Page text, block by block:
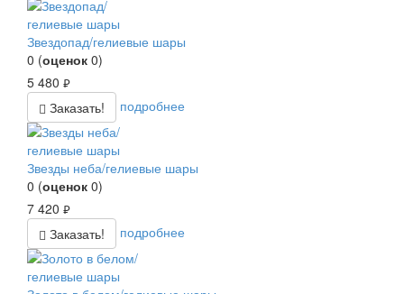
Звездопад/гелиевые шары
0 (оценок 0)
5 480 руб.
Заказать! подробнее
Звезды неба/гелиевые шары
0 (оценок 0)
7 420 руб.
Заказать! подробнее